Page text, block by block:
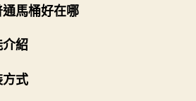
通馬桶好在哪
介紹
方式